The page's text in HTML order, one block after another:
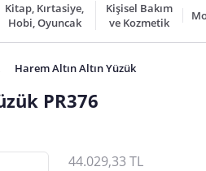
Kitap, Kırtasiye,
Hobi, Oyuncak
Kişisel Bakım
ve Kozmetik
Harem Altın Altın Yüzük
PR376
44.029,33 TL